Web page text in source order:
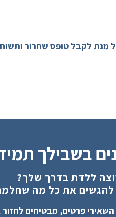
לקבל טופס שחרור
בשבילך
ללדת בדרך שלך?
את כל מה
פרטים, מבטיחים